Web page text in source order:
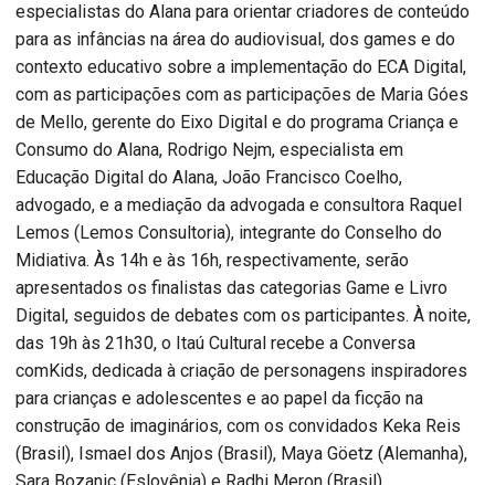
especialistas do Alana para orientar criadores de conteúdo
para as infâncias na área do audiovisual, dos games e do
contexto educativo sobre a implementação do ECA Digital,
com as participações com as participações de Maria Góes
de Mello, gerente do Eixo Digital e do programa Criança e
Consumo do Alana, Rodrigo Nejm, especialista em
Educação Digital do Alana, João Francisco Coelho,
advogado, e a mediação da advogada e consultora Raquel
Lemos (Lemos Consultoria), integrante do Conselho do
Midiativa. Às 14h e às 16h, respectivamente, serão
apresentados os finalistas das categorias Game e Livro
Digital, seguidos de debates com os participantes. À noite,
das 19h às 21h30, o Itaú Cultural recebe a Conversa
comKids, dedicada à criação de personagens inspiradores
para crianças e adolescentes e ao papel da ficção na
construção de imaginários, com os convidados Keka Reis
(Brasil), Ismael dos Anjos (Brasil), Maya Göetz (Alemanha),